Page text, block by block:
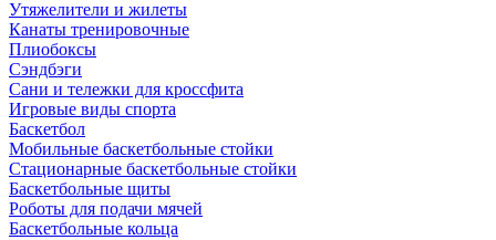
Утяжелители и жилеты
Канаты тренировочные
Плиобоксы
Сэндбэги
Сани и тележки для кроссфита
Игровые виды спорта
Баскетбол
Мобильные баскетбольные стойки
Стационарные баскетбольные стойки
Баскетбольные щиты
Роботы для подачи мячей
Баскетбольные кольца